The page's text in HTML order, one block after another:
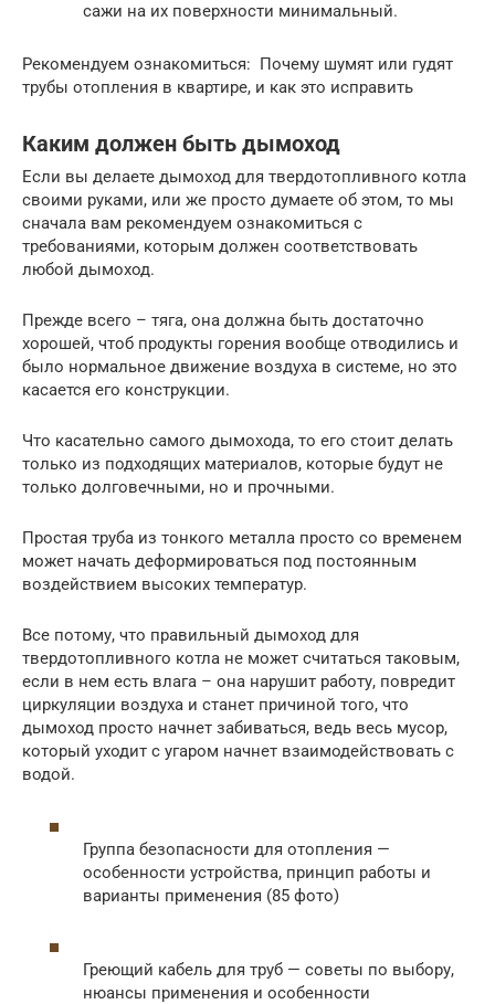
сажи на их поверхности минимальный.
Рекомендуем ознакомиться: Почему шумят или гудят
трубы отопления в квартире, и как это исправить
Каким должен быть дымоход
Если вы делаете дымоход для твердотопливного котла
своими руками, или же просто думаете об этом, то мы
сначала вам рекомендуем ознакомиться с
требованиями, которым должен соответствовать
любой дымоход.
Прежде всего – тяга, она должна быть достаточно
хорошей, чтоб продукты горения вообще отводились и
было нормальное движение воздуха в системе, но это
касается его конструкции.
Что касательно самого дымохода, то его стоит делать
только из подходящих материалов, которые будут не
только долговечными, но и прочными.
Простая труба из тонкого металла просто со временем
может начать деформироваться под постоянным
воздействием высоких температур.
Все потому, что правильный дымоход для
твердотопливного котла не может считаться таковым,
если в нем есть влага – она нарушит работу, повредит
циркуляции воздуха и станет причиной того, что
дымоход просто начнет забиваться, ведь весь мусор,
который уходит с угаром начнет взаимодействовать с
водой.
Группа безопасности для отопления —
особенности устройства, принцип работы и
варианты применения (85 фото)
Греющий кабель для труб — советы по выбору,
нюансы применения и особенности